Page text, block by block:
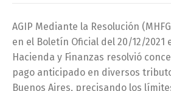
AGIP Mediante la Resolución
en el Boletín Oficial del 20/12/2021
Hacienda y Finanzas resolvió
pago anticipado en diversos
Buenos Aires, precisando los